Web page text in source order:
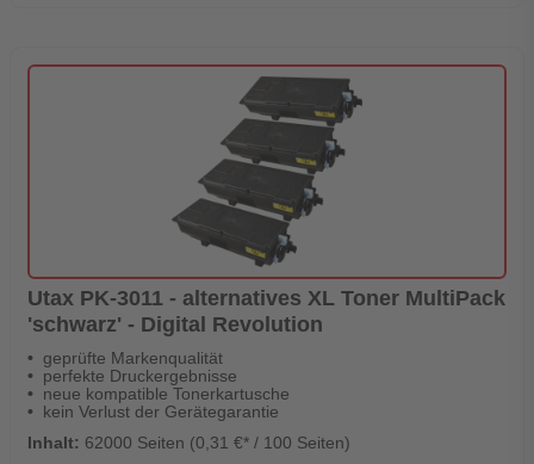
Utax PK-3011 - alternatives XL Toner MultiPack
'schwarz' - Digital Revolution
geprüfte Markenqualität
perfekte Druckergebnisse
neue kompatible Tonerkartusche
kein Verlust der Gerätegarantie
Inhalt: 62000 Seiten (0,31 €* / 100 Seiten)